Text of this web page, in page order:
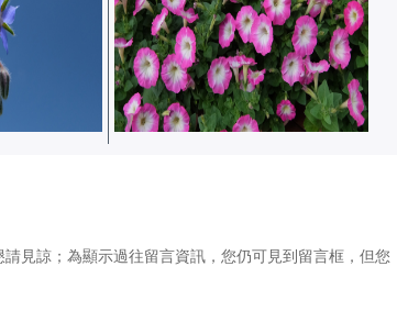
見諒；為顯示過往留言資訊，您仍可見到留言框，但您